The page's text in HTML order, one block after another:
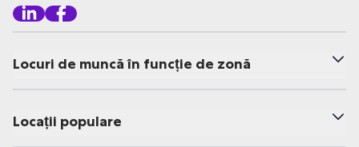
Locuri de muncă în funcție de zonă
Locații populare